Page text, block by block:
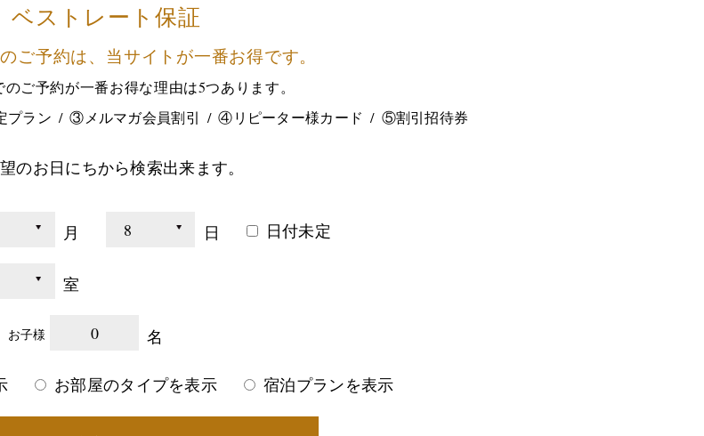
ベストレート保証
ご予約は、 当サイトが一番お得です。
のご予約が一番お得な理由は5つあります。
プラン ③メルマガ会員割引 ④リピーター様カード ⑤割引招待券
のお日にちから検索出来ます。
月 日 日付未定
室
お子様 0 名
お部屋のタイプを表示 宿泊プランを表示